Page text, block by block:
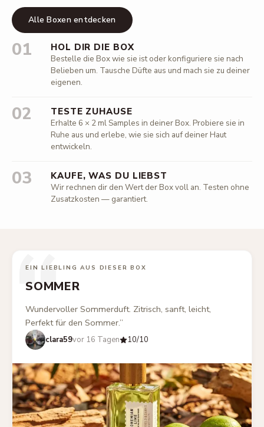
Alle Boxen entdecken
01 HOL DIR DIE BOX
Bestelle die Box wie sie ist oder konfiguriere sie nach
Belieben um. Tausche Düfte aus und mach sie zu deiner
eigenen.
02 TESTE ZUHAUSE
Erhalte 6 × 2 ml Samples in deiner Box. Probiere sie in
Ruhe aus und erlebe, wie sie sich auf deiner Haut
entwickeln.
03 KAUFE, WAS DU LIEBST
Wir rechnen dir den Wert der Box voll an. Testen ohne
Zusatzkosten — garantiert.
EIN LIEBLING AUS DIESER BOX
“
SOMMER
Wundervoller Sommerduft. Zitrisch, sanft, leicht,
Perfekt für den Sommer.”
clara59vor 16 Tagen 10/10